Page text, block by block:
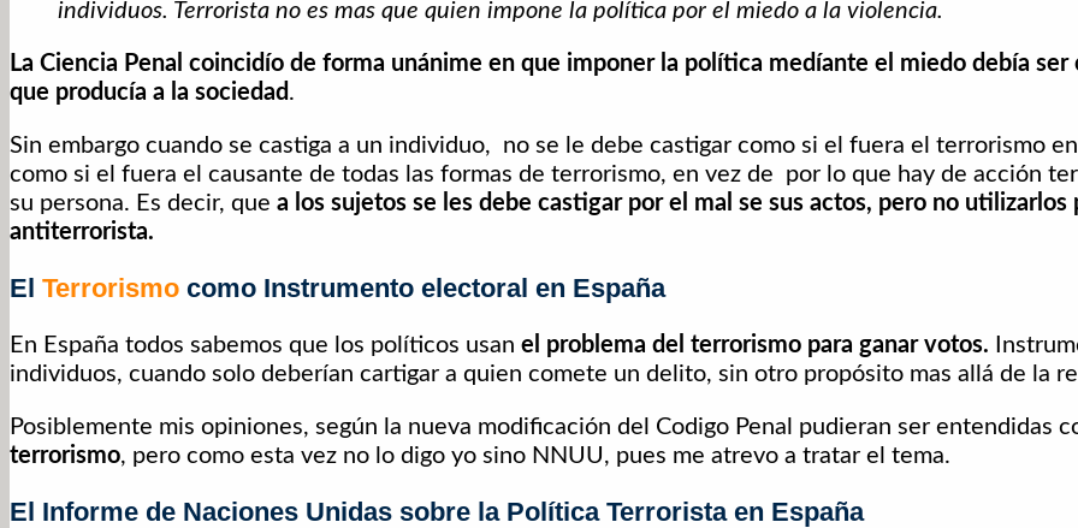
individuos. Terrorista no es mas que quien impone la política por el miedo a la violencia.
La Ciencia Penal coincidío de forma unánime en que imponer la política medíante el miedo debía ser
que producía a la sociedad .
Sin embargo cuando se castiga a un individuo, no se le debe castigar como si el fuera el terrorismo
como si el fuera el causante de todas las formas de terrorismo, en vez de por lo que hay de acción
su persona. Es decir, que a los sujetos se les debe castigar por el mal se sus actos, pero no utilizarlos
antiterrorista.
El Terrorismo como Instrumento electoral en España
En España todos sabemos que los políticos usan el problema del terrorismo para ganar votos.
individuos, cuando solo deberían cartigar a quien comete un delito, sin otro propósito mas allá de la
Posiblemente mis opiniones, según la nueva modificación del Codigo Penal pudieran ser entendidas
terrorismo, pero como esta vez no lo digo yo sino NNUU, pues me atrevo a tratar el tema.
El Informe de Naciones Unidas sobre la Política Terrorista en España